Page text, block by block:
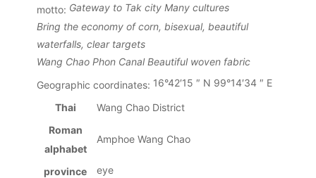
motto: Gateway to Tak city Many cultures
Bring the economy of corn, bisexual, beautiful
waterfalls, clear targets
Wang Chao Phon Canal Beautiful woven fabric
Geographic coordinates: 16°42′15 ″ N 99°14′34 ″ E
Thai
Wang Chao District
Roman
alphabet
Amphoe Wang Chao
province
eye